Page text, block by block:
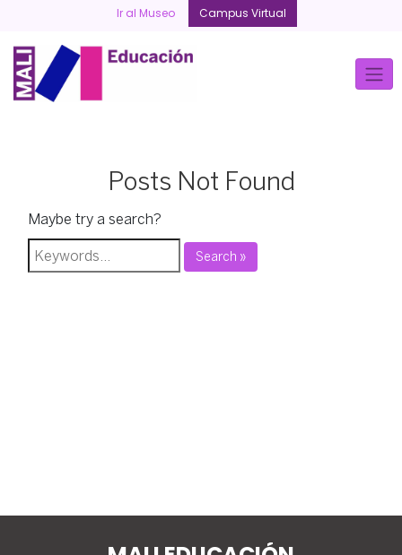
content
Ir al Museo Campus Virtual
Posts Not Found
Maybe try a search?
Search »